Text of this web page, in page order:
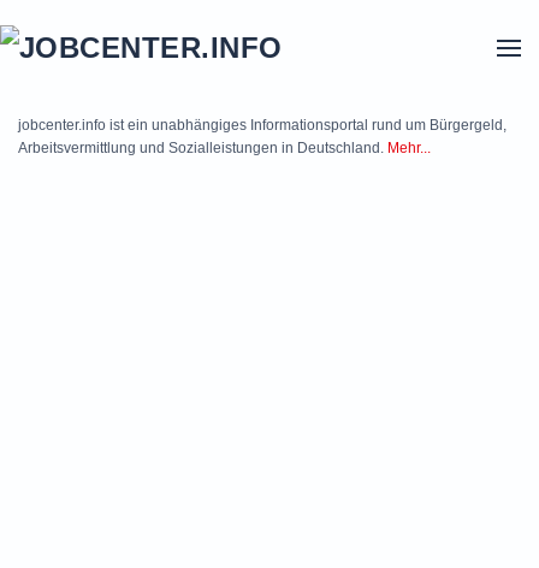
jobcenter.info ist ein unabhängiges Informationsportal rund um Bürgergeld,
Arbeitsvermittlung und Sozialleistungen in Deutschland. Mehr...